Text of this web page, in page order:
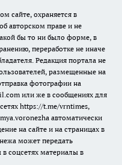
сайте, охраняется в
авторском праве и не
бы то ни было форме, в
переработке не иначе
Редакция портала не
размещенные на
фотографии на
или же в сообщениях для
https://t.me/vrntimes,
автоматически
на сайте и на страницах в
может передать
соцсетях материалы в